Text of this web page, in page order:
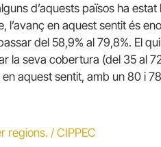
d’aquests països ha
l’avanç en aquest sentit és
del 58,9% al 79,8%. El
la seva cobertura (del 35 al
aquest sentit, amb un 80 i